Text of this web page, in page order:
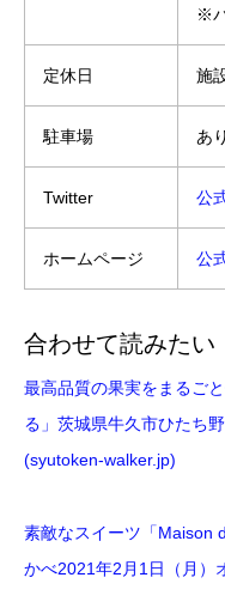
※
定休日 施
駐車場 あ
Twitter 公
ホームページ 公
合わせて読みたい
最高品質の果実をまるご
る」茨城県牛久市ひたち
(syutoken-walker.jp)
素敵なスイーツ「Maison
かべ2021年2月1日（月）